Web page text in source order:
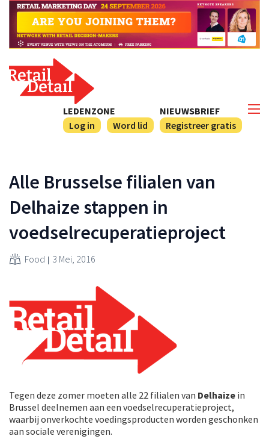
NIEUWSBRIEF
Registreer gratis
LEDENZONE
Log in
Word lid
Alle Brusselse filialen van
Delhaize stappen in
voedselrecuperatieproject
Food 3 Mei, 2016
Tegen deze zomer moeten alle 22 filialen van Delhaize in
Brussel deelnemen aan een voedselrecuperatieproject,
waarbij onverkochte voedingsproducten worden geschonken
aan sociale verenigingen.